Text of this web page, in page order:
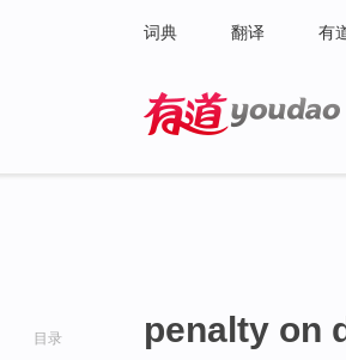
词典 翻译 有
目录 penalty on